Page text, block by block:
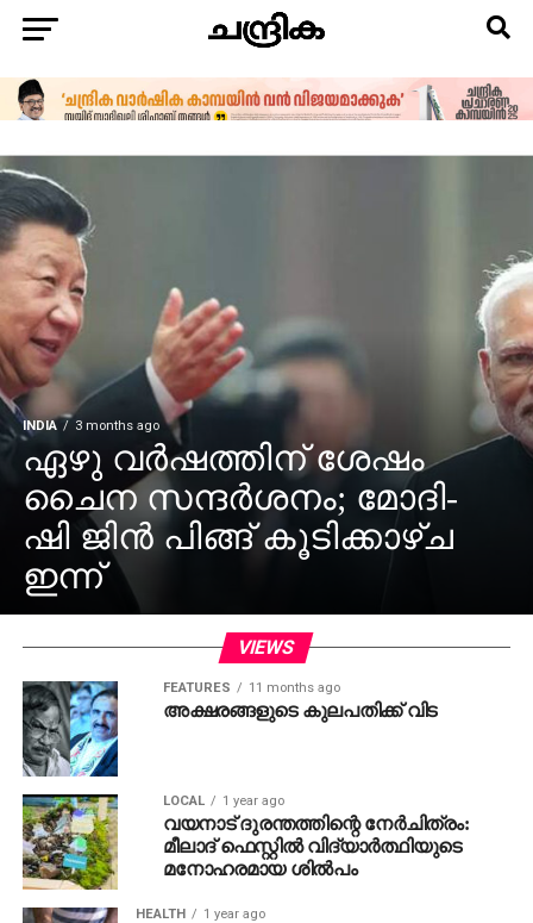
INDIA 3 months ago
ഏഴു വർഷത്തിന് ശേഷം
ചൈന സന്ദർശനം; മോദി-
ഷി ജിൻ പിങ്ങ് കൂടിക്കാഴ്ച
ഇന്ന്
VIEWS
FEATURES 11 months ago
അക്ഷരങ്ങളുടെ കുലപതിക്ക് വിട
LOCAL 1 year ago
വയനാട് ദുരന്തത്തിന്റെ നേർചിത്രം:
മീലാദ് ഫെസ്റ്റിൽ വിദ്യാർത്ഥിയുടെ
മനോഹരമായ ശിൽപം
HEALTH 1 year ago